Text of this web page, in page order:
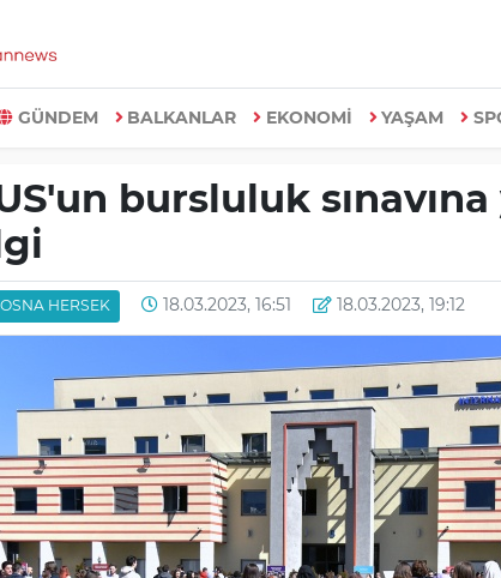
GÜNDEM BALKANLAR EKONOMİ YAŞAM
bursluluk
HERSEK 18.03.2023, 16:51 18.03.2023, 19:12